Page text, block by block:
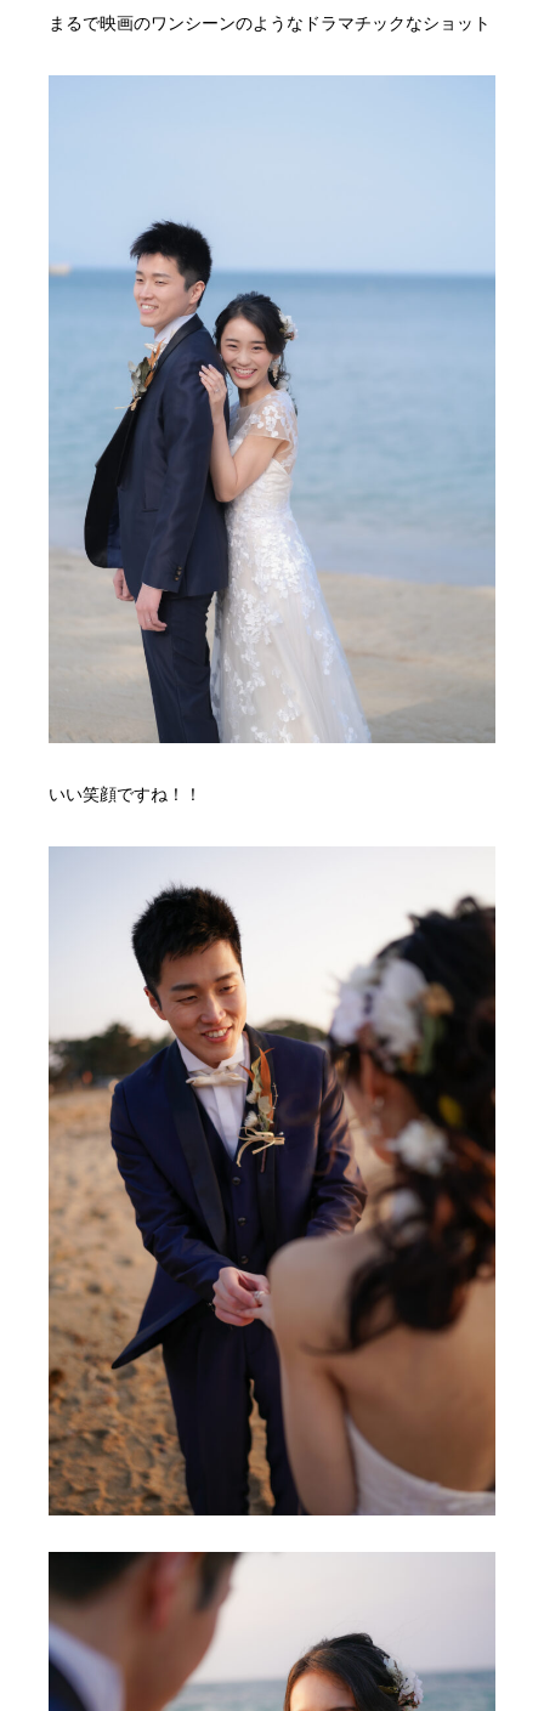
まるで映画のワンシーンのようなドラマチックなショット
いい笑顔ですね！！